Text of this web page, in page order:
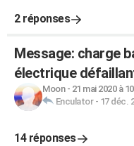
2 réponses
Message: charge
électrique
Moon- 21 mai 2020 à
Enculator- 17 déc.
14 réponses